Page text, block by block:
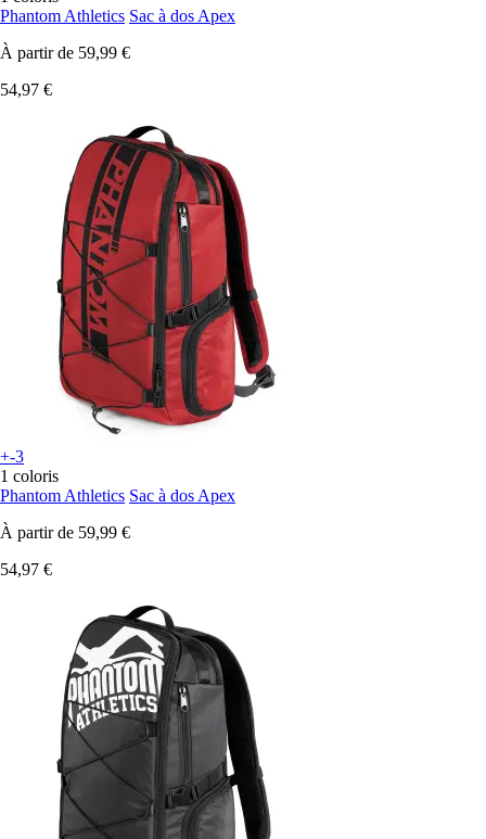
Phantom Athletics Sac à dos Apex
À partir de 59,99 €
54,97 €
+-3
1 coloris
Phantom Athletics Sac à dos Apex
À partir de 59,99 €
54,97 €